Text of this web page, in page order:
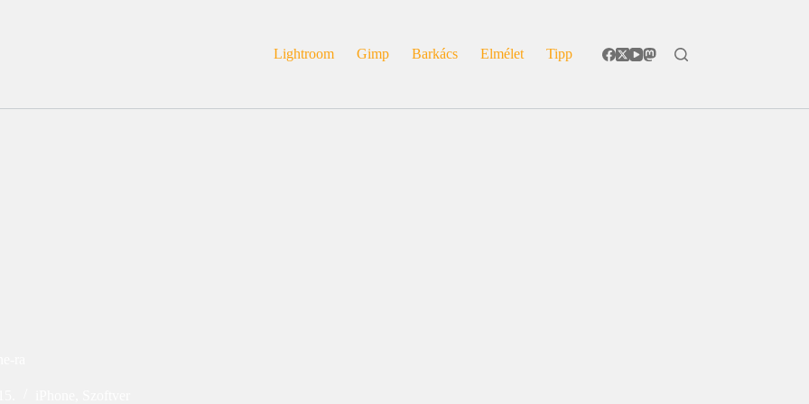
Lightroom
Gimp Barkács Elmélet Tipp